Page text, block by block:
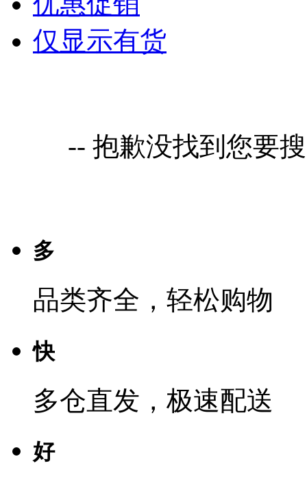
仅显示有货
-- 抱歉没找到您要
多
品类齐全，轻松购物
快
多仓直发，极速配送
好